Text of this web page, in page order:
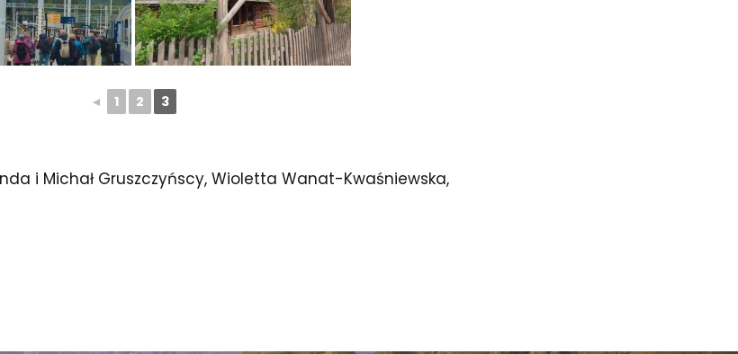
◄ 1 2 3
i Michał Gruszczyńscy, Wioletta Wanat-Kwaśniewska,